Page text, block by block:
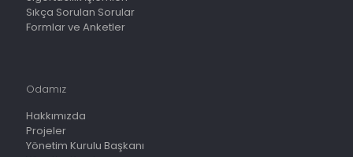
Sıkça Sorulan Sorular
Formlar ve Anketler
Odamız
Hakkımızda
Projeler
Yönetim Kurulu Başkanı